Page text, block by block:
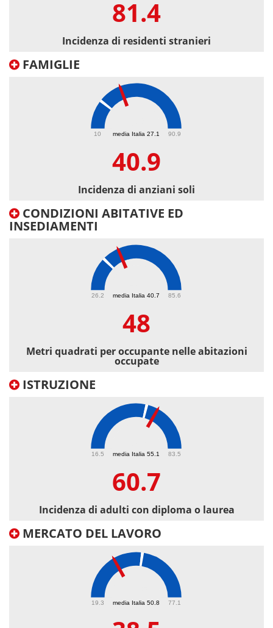
81.4
Incidenza di residenti stranieri
FAMIGLIE
media Italia 27.1
10 90.9
40.9
Incidenza di anziani soli
CONDIZIONI ABITATIVE ED
INSEDIAMENTI
media Italia 40.7
26.2 85.6
48
Metri quadrati per occupante nelle abitazioni
occupate
ISTRUZIONE
media Italia 55.1
16.5 83.5
60.7
Incidenza di adulti con diploma o laurea
MERCATO DEL LAVORO
media Italia 50.8
19.3 77.1